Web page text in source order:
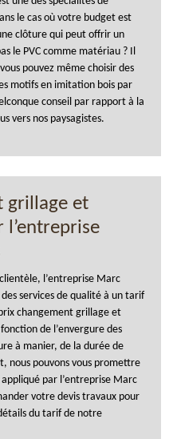
le cas où votre budget est
clôture qui peut offrir un
le PVC comme matériau ? Il
pouvez même choisir des
motifs en imitation bois par
conseil par rapport à la
vers nos paysagistes.
grillage et
l’entreprise Marc
services de qualité à un tarif
changement grillage et
de l’envergure des
à manier, de la durée de
nous pouvons vous promettre
par l’entreprise Marc
votre devis travaux pour
du tarif de notre